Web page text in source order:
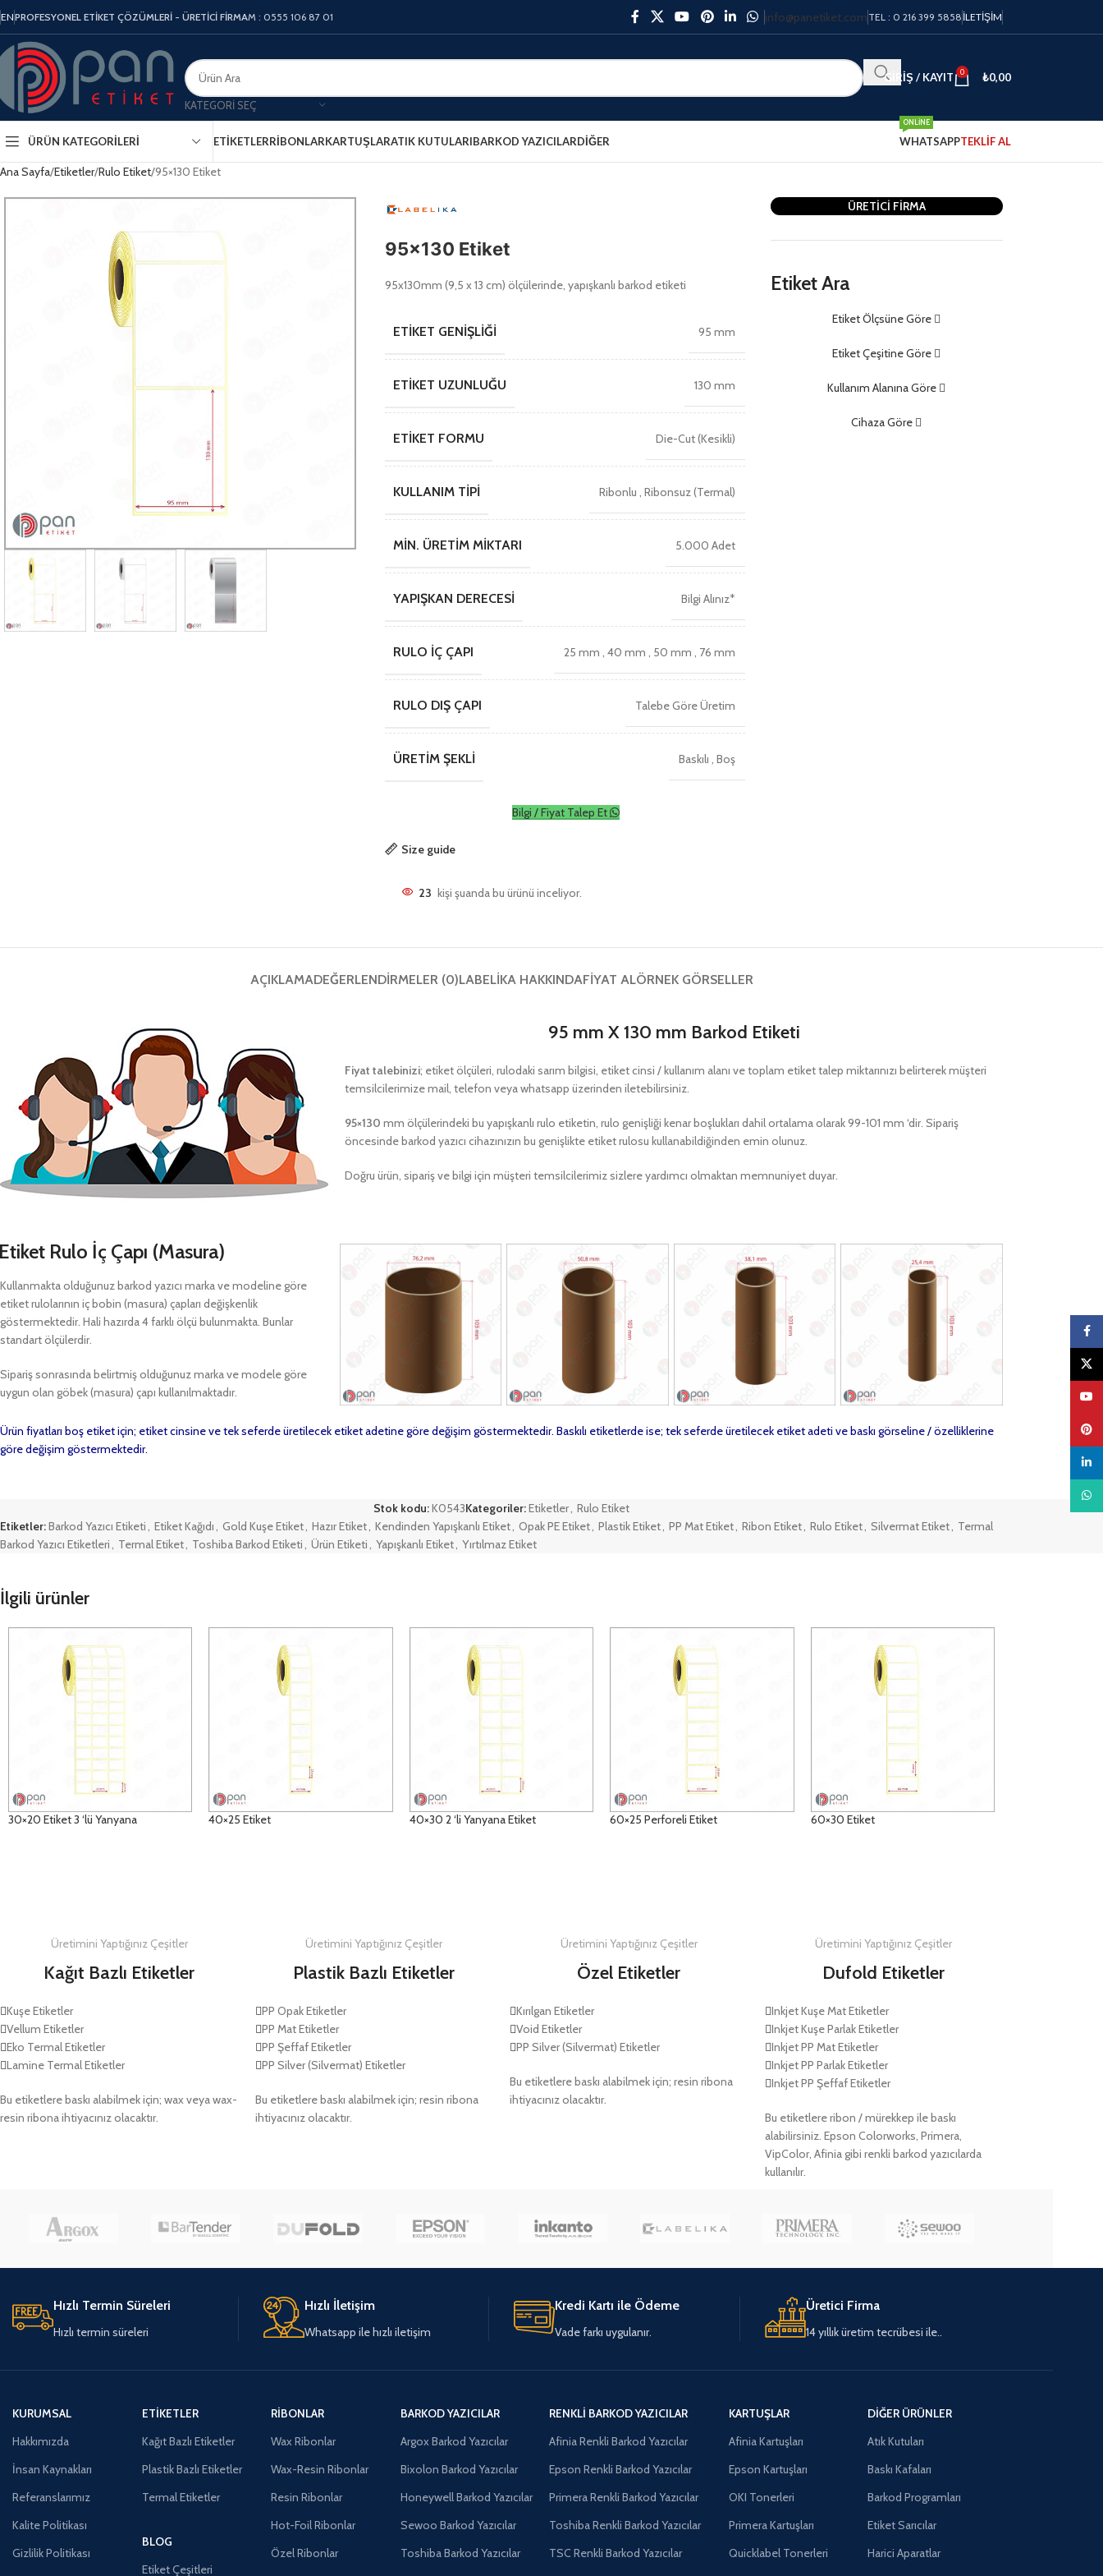
ENPROFESYONEL ETİKET ÇÖZÜMLERİ - ÜRETİCİ FİRMAM : 0555 106 87 01 info@panetiket.com TEL : 0 216 399 5858 İLETIŞIM
KATEGORI SEÇ
GIRIŞ / KAYIT 0 ₺0,00
ÜRÜN KATEGORILERI ETIKETLERRIBONLARKARTUŞLARATIK KUTULARIBARKOD YAZICILARDIĞER WHATSAPP
ONLINE
TEKLİF AL
Ana Sayfa Etiketler Rulo Etiket 95×130 Etiket
95×130 Etiket
95x130mm (9,5 x 13 cm) ölçülerinde, yapışkanlı barkod etiketi
ETIKET GENIŞLIĞI 95 mm
ETIKET UZUNLUĞU 130 mm
ETIKET FORMU Die-Cut (Kesikli)
KULLANIM TIPI Ribonlu ,Ribonsuz (Termal)
MIN. ÜRETIM MIKTARI 5.000 Adet
YAPIŞKAN DERECESI Bilgi Alınız*
RULO İÇ ÇAPI 25 mm ,40 mm , 50 mm , 76 mm
RULO DIŞ ÇAPI Talebe Göre Üretim
ÜRETIM ŞEKLI Baskılı ,Boş
Bilgi / Fiyat Talep Et
Size guide
23 kişi şuanda bu ürünü inceliyor.
ÜRETİCİ FİRMA
Etiket Ara
Etiket Ölçsüne Göre
Etiket Çeşitine Göre
Kullanım Alanına Göre
Cihaza Göre
AÇIKLAMADEĞERLENDIRMELER (0)LABELIKA HAKKINDAFIYAT ALÖRNEK GÖRSELLER
95 mm X 130 mm Barkod Etiketi
Fiyat talebinizi; etiket ölçüleri, rulodaki sarım bilgisi, etiket cinsi / kullanım alanı ve toplam etiket talep miktarınızı belirterek müşteri
temsilcilerimize mail, telefon veya whatsapp üzerinden iletebilirsiniz.
95×130 mm ölçülerindeki bu yapışkanlı rulo etiketin, rulo genişliği kenar boşlukları dahil ortalama olarak 99-101 mm ‘dir. Sipariş
öncesinde barkod yazıcı cihazınızın bu genişlikte etiket rulosu kullanabildiğinden emin olunuz.
Doğru ürün, sipariş ve bilgi için müşteri temsilcilerimiz sizlere yardımcı olmaktan memnuniyet duyar.
Rulo İç Çapı (Masura)
Kullanmakta olduğunuz barkod yazıcı marka ve modeline göre
etiket rulolarının iç bobin (masura) çapları değişkenlik
göstermektedir. Hali hazırda 4 farklı ölçü bulunmakta. Bunlar
standart ölçülerdir.
Sipariş sonrasında belirtmiş olduğunuz marka ve modele göre
uygun olan göbek (masura) çapı kullanılmaktadır.
Ürün fiyatları boş etiket için; etiket cinsine ve tek seferde üretilecek etiket adetine göre değişim göstermektedir. Baskılı etiketlerde ise; tek seferde üretilecek etiket adeti ve baskı görseline / özelliklerine
göre değişim göstermektedir.
Stok kodu:K0543Kategoriler:Etiketler, Rulo Etiket
Etiketler:Barkod Yazıcı Etiketi, Etiket Kağıdı, Gold Kuşe Etiket, Hazır Etiket, Kendinden Yapışkanlı Etiket, Opak PE Etiket, Plastik Etiket, PP Mat Etiket, Ribon Etiket, Rulo Etiket, Silvermat Etiket, Termal
Barkod Yazıcı Etiketleri, Termal Etiket, Toshiba Barkod Etiketi, Ürün Etiketi, Yapışkanlı Etiket, Yırtılmaz Etiket
İlgili ürünler
30×20 Etiket 3 ‘lü Yanyana 40×25 Etiket 40×30 2 ‘li Yanyana Etiket 60×25 Perforeli Etiket 60×30 Etiket
Üretimini Yaptığınız Çeşitler
Kağıt Bazlı Etiketler
Kuşe Etiketler
Vellum Etiketler
Eko Termal Etiketler
Lamine Termal Etiketler
Bu etiketlere baskı alabilmek için; wax veya wax-
resin ribona ihtiyacınız olacaktır.
Üretimini Yaptığınız Çeşitler
Plastik Bazlı Etiketler
PP Opak Etiketler
PP Mat Etiketler
PP Şeffaf Etiketler
PP Silver (Silvermat) Etiketler
Bu etiketlere baskı alabilmek için; resin ribona
ihtiyacınız olacaktır.
Üretimini Yaptığınız Çeşitler
Özel Etiketler
Kırılgan Etiketler
Void Etiketler
PP Silver (Silvermat) Etiketler
Bu etiketlere baskı alabilmek için; resin ribona
ihtiyacınız olacaktır.
Üretimini Yaptığınız Çeşitler
Dufold Etiketler
Inkjet Kuşe Mat Etiketler
Inkjet Kuşe Parlak Etiketler
Inkjet PP Mat Etiketler
Inkjet PP Parlak Etiketler
Inkjet PP Şeffaf Etiketler
Bu etiketlere ribon / mürekkep ile baskı
alabilirsiniz. Epson Colorworks, Primera,
VipColor, Afinia gibi renkli barkod yazıcılarda
kullanılır.
Hızlı Termin Süreleri
Hızlı termin süreleri
Hızlı İletişim
Whatsapp ile hızlı iletişim
Kredi Kartı ile Ödeme
Vade farkı uygulanır.
Üretici Firma
14 yıllık üretim tecrübesi ile..
KURUMSAL
Hakkımızda
İnsan Kaynakları
Referanslarımız
Kalite Politikası
Gizlilik Politikası
ETIKETLER
Kağıt Bazlı Etiketler
Plastik Bazlı Etiketler
Termal Etiketler
BLOG
Etiket Çeşitleri
RIBONLAR
Wax Ribonlar
Wax-Resin Ribonlar
Resin Ribonlar
Hot-Foil Ribonlar
Özel Ribonlar
BARKOD YAZICILAR
Argox Barkod Yazıcılar
Bixolon Barkod Yazıcılar
Honeywell Barkod Yazıcılar
Sewoo Barkod Yazıcılar
Toshiba Barkod Yazıcılar
RENKLI BARKOD YAZICILAR
Afinia Renkli Barkod Yazıcılar
Epson Renkli Barkod Yazıcılar
Primera Renkli Barkod Yazıcılar
Toshiba Renkli Barkod Yazıcılar
TSC Renkli Barkod Yazıcılar
KARTUŞLAR
Afinia Kartuşları
Epson Kartuşları
OKI Tonerleri
Primera Kartuşları
Quicklabel Tonerleri
DIĞER ÜRÜNLER
Atık Kutuları
Baskı Kafaları
Barkod Programları
Etiket Sarıcılar
Harici Aparatlar